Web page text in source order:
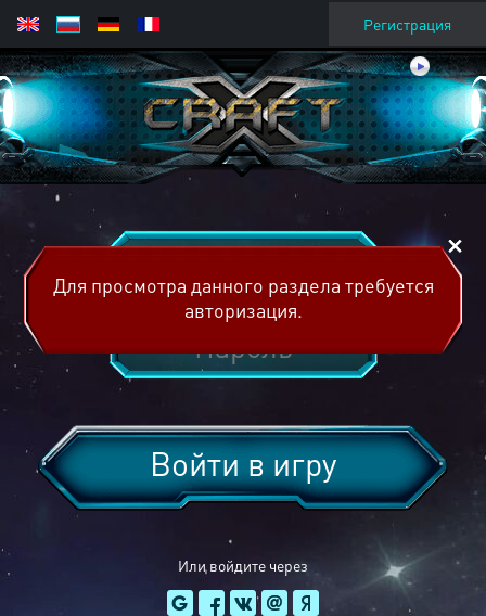
Регистрация
Или войдите через
Войти в игру
Для просмотра данного раздела требуется
авторизация.